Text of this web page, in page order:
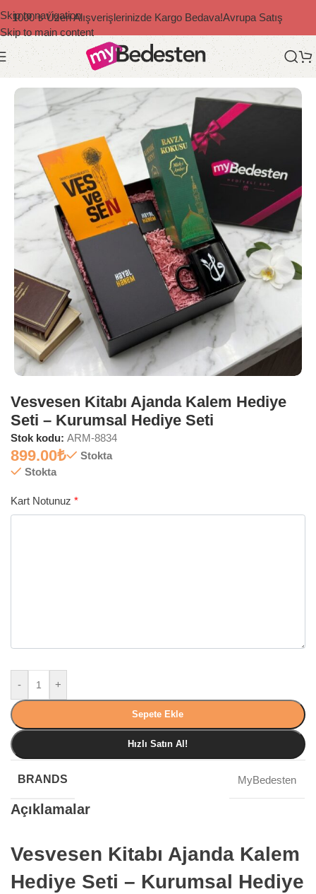
Skip to navigation
Skip to main content
1000 ₺ Üzeri Alışverişlerinizde Kargo Bedava!Avrupa Satış
Ana Sayfa Hediye Setleri
Vesvesen Kitabı Ajanda Kalem Hediye
Seti – Kurumsal Hediye Seti
Stok kodu: ARM-8834
899.00₺
Stokta
Stokta
Kart Notunuz *
- +
Sepete Ekle
Hızlı Satın Al!
BRANDS MyBedesten
Açıklamalar
Vesvesen Kitabı Ajanda Kalem
Hediye Seti – Kurumsal Hediye